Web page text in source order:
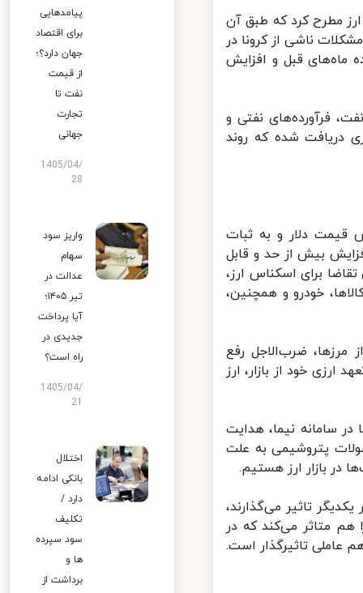
مطرح کرد که طبق آن
ناشی از کرونا در
قبل و افزایش
فرآورده‌های نفتی و
دریافت شده که روند
قیمت دلار و به ثبات
بیش از حد و قابل
برای اسکناس ارز،
خودرو و همچنین،
ضرب‌الاجل رفع
خود از بازار، ارز
سامانه نیما، هدایت
پتروشیمی به علت
بازار ارز هستیم.
تاثیر می‌گذارند،
هم متاثر می‌کند که در
تاثیرگذار است.
پیامدهایی
برای اقتصاد
جهان دارد؟؛
از قیمت
نفت تا
تجارت
جهانی
1405/04/
28
واریز سود
سهام
عدالت در
تیر ۱۴۰۵؛
آیا پرداخت
جدیدی در
راه است؟
1405/04/
اختلال
بانکی ادامه
دارد /
تکلیف
سود سپرده
ها و
برداشت از